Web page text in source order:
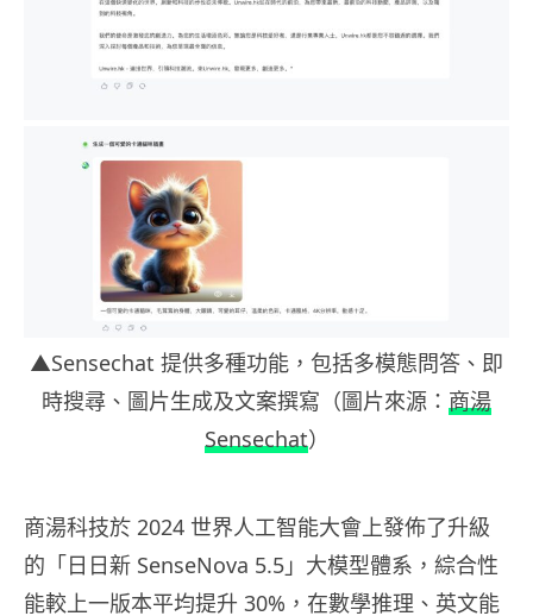
▲Sensechat 提供多種功能，包括多模態問答、即
時搜尋、圖片生成及文案撰寫（圖片來源： 商湯
Sensechat）
商湯科技於 2024 世界人工智能大會上發佈了升級
的「日日新 SenseNova 5.5」大模型體系，綜合性
能較上一版本平均提升 30%，在數學推理、英文能